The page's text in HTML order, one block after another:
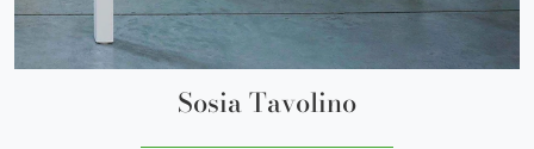
Sosia Tavolino